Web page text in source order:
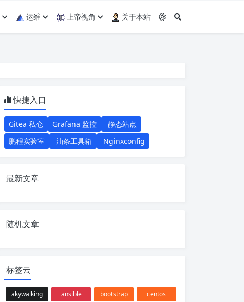
运维 上帝视角 关于本站
快捷入口
Gitea 私仓 Grafana 监控
静态站点
鹏程实验室
油条工具箱 Nginxconfig
最新文章
随机文章
标签云
akywalking ansible bootstrap
centos